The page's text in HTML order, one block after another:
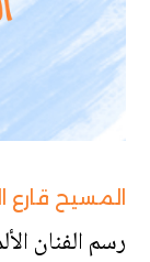
المسيح قارع